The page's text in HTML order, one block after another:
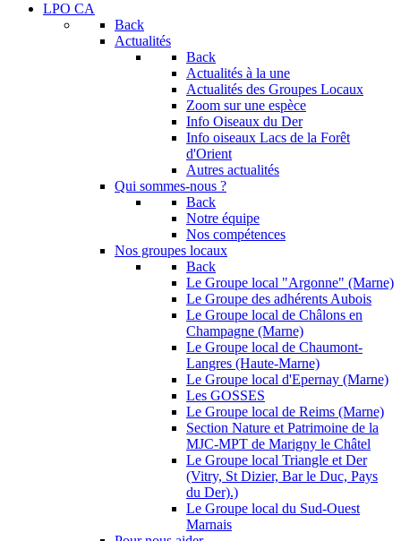
LPO CA
Back
Actualités
Back
Actualités à la une
Actualités des Groupes Locaux
Zoom sur une espèce
Info Oiseaux du Der
Info oiseaux Lacs de la Forêt
d'Orient
Autres actualités
Qui sommes-nous ?
Back
Notre équipe
Nos compétences
Nos groupes locaux
Back
Le Groupe local "Argonne" (Marne)
Le Groupe des adhérents Aubois
Le Groupe local de Châlons en
Champagne (Marne)
Le Groupe local de Chaumont-
Langres (Haute-Marne)
Le Groupe local d'Epernay (Marne)
Les GOSSES
Le Groupe local de Reims (Marne)
Section Nature et Patrimoine de la
MJC-MPT de Marigny le Châtel
Le Groupe local Triangle et Der
(Vitry, St Dizier, Bar le Duc, Pays
du Der).)
Le Groupe local du Sud-Ouest
Marnais